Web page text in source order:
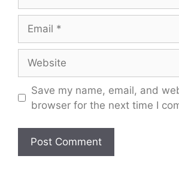
Save my name, email, and
browser for the next time I